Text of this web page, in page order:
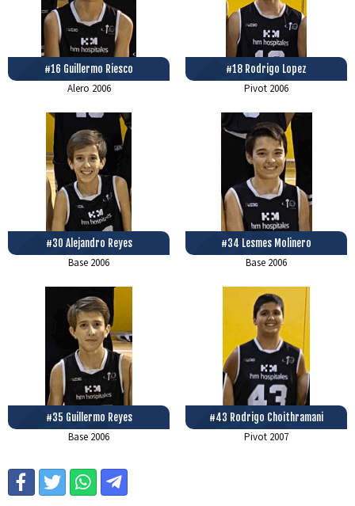
#16 Guillermo Riesco
Alero 2006
#18 Rodrigo Lopez
Pivot 2006
#30 Alejandro Reyes
Base 2006
#34 Lesmes Molinero
Base 2006
#35 Guillermo Reyes
Base 2006
#43 Rodrigo Choithramani
Pivot 2007